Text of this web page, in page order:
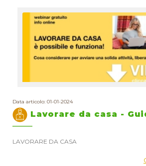
Data articolo: 01-01-2024
Lavorare da casa -
LAVORARE DA CASA